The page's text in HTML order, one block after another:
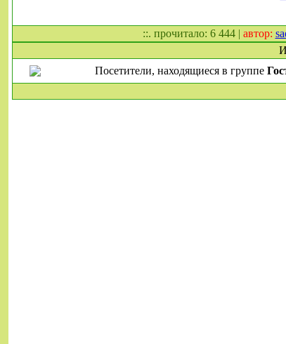
::. прочитало: 6 444 | автор:
Посетители, находящиеся в группе